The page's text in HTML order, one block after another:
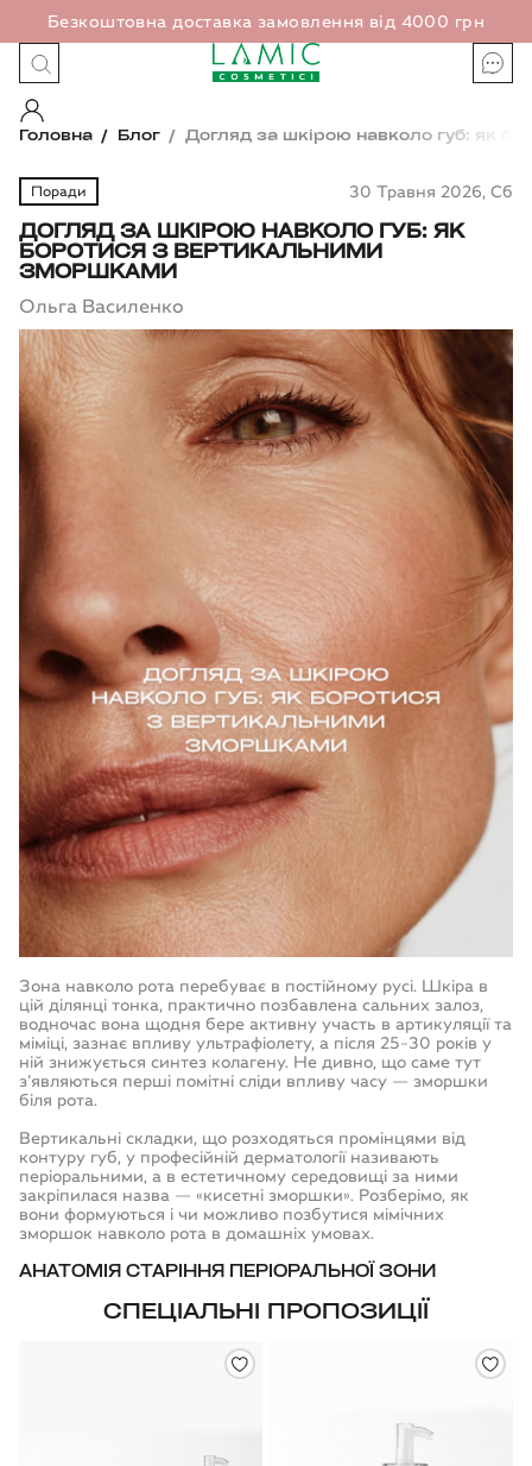
Безкоштовна доставка замовлення від 4000 грн
Доставка та оплата
Повернення та обмін
FAQ
Про бренд
Telegram
info@lamic.com.ua
+38 066 46 440 73
Працюємо:
Пн-Нд з 9:00 до 19:00
Запити
Бестселери
Набори
Спец пропозиції
Очищення Тонізація Сироватки
Догляд за
очима
SPF-захист
Доглядова косметика для чоловіків
Доглядова косметика для підлітків
Професійна косметика для косметологів
Запити
Почервоніння
Акне
Пігментація
Головна Блог Догляд за шкірою навколо губ: як
Поради 30 Травня 2026, Сб
ДОГЛЯД ЗА ШКІРОЮ НАВКОЛО ГУБ: ЯК
БОРОТИСЯ З ВЕРТИКАЛЬНИМИ
ЗМОРШКАМИ
Ольга Василенко
Зона навколо рота перебуває в постійному русі. Шкіра в
цій ділянці тонка, практично позбавлена сальних залоз,
водночас вона щодня бере активну участь в артикуляції та
міміці, зазнає впливу ультрафіолету, а після 25–30 років у
ній знижується синтез колагену. Не дивно, що саме тут
з'являються перші помітні сліди впливу часу — зморшки
біля рота.
Вертикальні складки, що розходяться промінцями від
контуру губ, у професійній дерматології називають
періоральними, а в естетичному середовищі за ними
закріпилася назва — «кисетні зморшки». Розберімо, як
вони формуються і чи можливо позбутися мімічних
зморшок навколо рота в домашніх умовах.
АНАТОМІЯ СТАРІННЯ ПЕРІОРАЛЬНОЇ ЗОНИ
СПЕЦІАЛЬНІ ПРОПОЗИЦІЇ